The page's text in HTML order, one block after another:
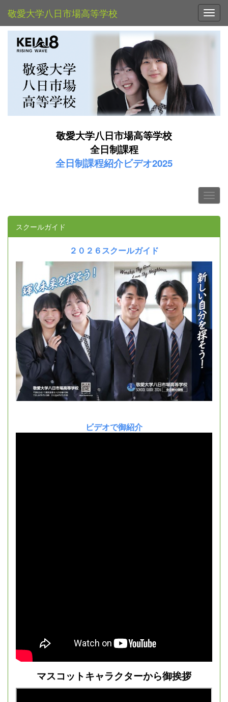
敬愛大学八日市場高等学校
敬愛大学八日市場高等学校
全日制課程
全日制課程紹介ビデオ2025
スクールガイド
２０２６スクールガイド
ビデオで御紹介
マスコットキャラクターから御挨拶